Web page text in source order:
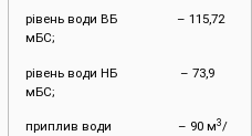
рівень води ВБ – 115,72
мБС;
рівень води НБ – 73,9
мБС;
приплив води – 90 м3/